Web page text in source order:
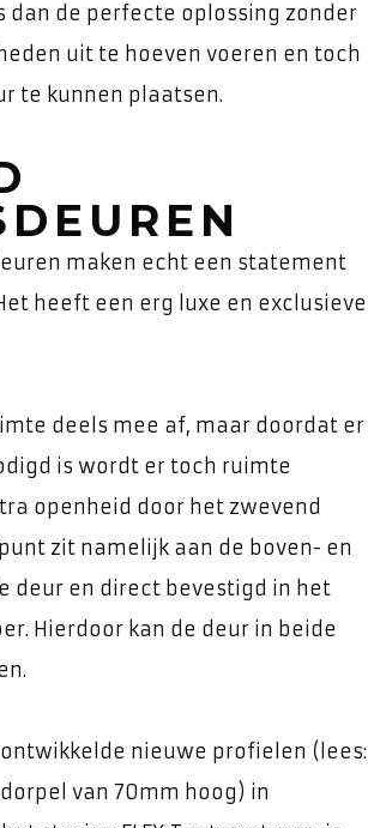
dan de perfecte oplossing zonder
uit te hoeven voeren en toch
te kunnen plaatsen.
maken echt een statement
heeft een erg luxe en exclusieve
deels mee af, maar doordat er
is wordt er toch ruimte
openheid door het zwevend
zit namelijk aan de boven- en
deur en direct bevestigd in het
Hierdoor kan de deur in beide
nieuwe profielen (lees:
van 70mm hoog) in